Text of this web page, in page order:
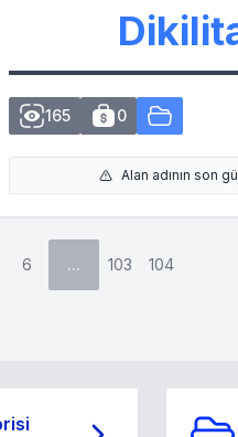
165 0
Alan adının son
6 ... 103 104